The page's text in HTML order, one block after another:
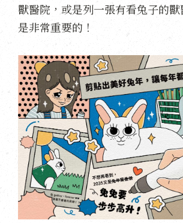
獸醫院，或是列一張有看兔子的
是非常重要的！